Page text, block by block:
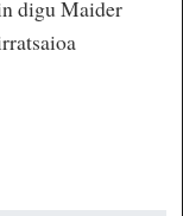
digu Maider